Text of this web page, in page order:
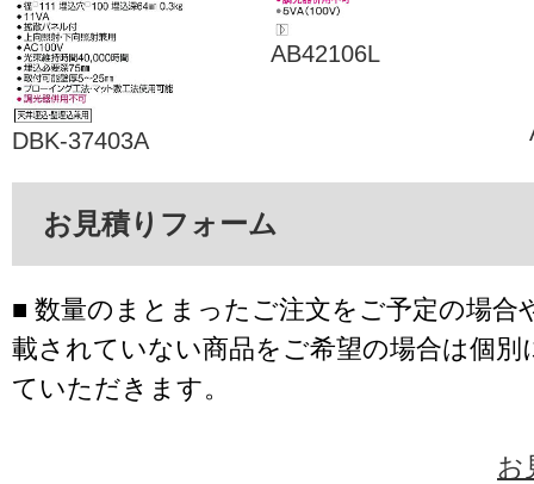
DBK-37403A
AB42106L
お見積りフォーム
■ 数量のまとまったご注文をご予定の場合
載されていない商品をご希望の場合は個別
ていただきます。
お